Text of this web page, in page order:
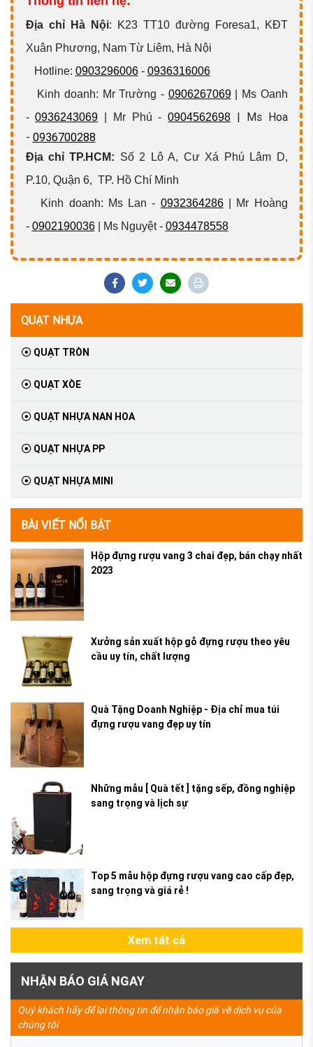
Địa chỉ Hà Nội:
K23 TT10 đường Foresa1, KĐT
Xuân Phương, Nam Từ Liêm, Hà Nội
Hotline: 0903296006- 0936316006
Kinh doanh: Mr Trường - 0906267069| Ms Oanh
-0936243069 | Mr Phú -0904562698 | Ms Hoa
- 0936700288
Địa chỉ TP.HCM: Số 2 Lô A, Cư Xá Phú Lâm D,
P.10, Quận 6, TP. Hồ Chí Minh
Kinh doanh: Ms Lan - 0932364286| Mr Hoàng
- 0902190036| Ms Nguyệt - 0934478558
QUẠT NHỰA
QUẠT TRÒN
QUẠT XÒE
QUẠT NHỰA NAN HOA
QUẠT NHỰA PP
QUẠT NHỰA MINI
BÀI VIẾT NỔI BẬT
Hộp đựng rượu vang 3 chai đẹp, bán chạy nhất
2023
Xưởng sản xuất hộp gỗ đựng rượu theo yêu
cầu uy tín, chất lượng
Quà Tặng Doanh Nghiệp - Địa chỉ mua túi
đựng rượu vang đẹp uy tín
Những mẫu [ Quà tết ] tặng sếp, đồng nghiệp
sang trọng và lịch sự
Top 5 mẫu hộp đựng rượu vang cao cấp đẹp,
sang trọng và giá rẻ !
Xem tất cả
NHẬN BÁO GIÁ NGAY
Quý khách hãy để lại thông tin để nhận báo giá về dịch vụ của
chúng tôi